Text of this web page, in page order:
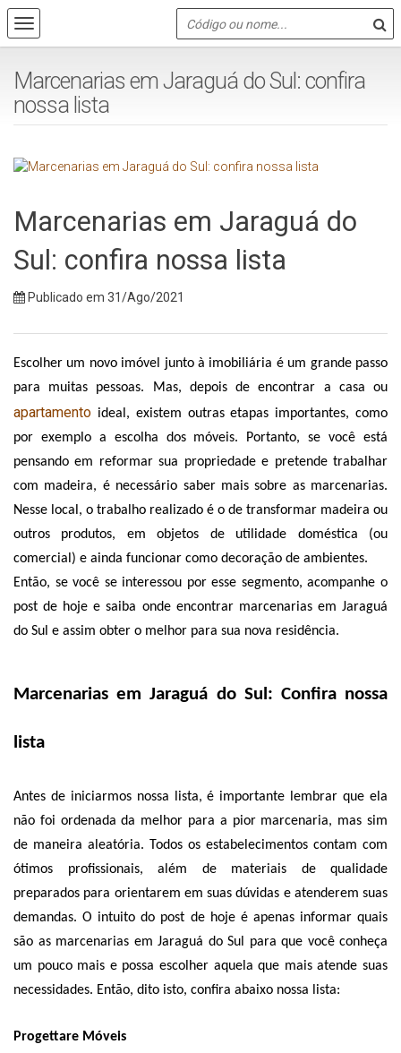
Marcenarias em Jaraguá do Sul: confira
nossa lista
Marcenarias em Jaraguá do
Sul: confira nossa lista
Publicado em 31/Ago/2021
Escolher um novo imóvel junto à imobiliária é um grande passo
apartamento ideal, existem outras etapas importantes, como
por exemplo a escolha dos móveis. Portanto, se você está
pensando em reformar sua propriedade e pretende trabalhar
com madeira, é necessário saber mais sobre as marcenarias.
Nesse local, o trabalho realizado é o de transformar madeira ou
outros produtos, em objetos de utilidade doméstica (ou
comercial) e ainda funcionar como decoração de ambientes.
Então, se você se interessou por esse segmento, acompanhe o
post de hoje e saiba onde encontrar marcenarias em Jaraguá
do Sul e assim obter o melhor para sua nova residência.
Marcenarias em Jaraguá do Sul: Confira nossa
lista
Antes de iniciarmos nossa lista, é importante lembrar que ela
não foi ordenada da melhor para a pior marcenaria, mas sim
de maneira aleatória. Todos os estabelecimentos contam com
ótimos profissionais, além de materiais de qualidade
preparados para orientarem em suas dúvidas e atenderem suas
demandas. O intuito do post de hoje é apenas informar quais
são as marcenarias em Jaraguá do Sul para que você conheça
um pouco mais e possa escolher aquela que mais atende suas
necessidades. Então, dito isto, confira abaixo nossa lista:
Progettare Móveis